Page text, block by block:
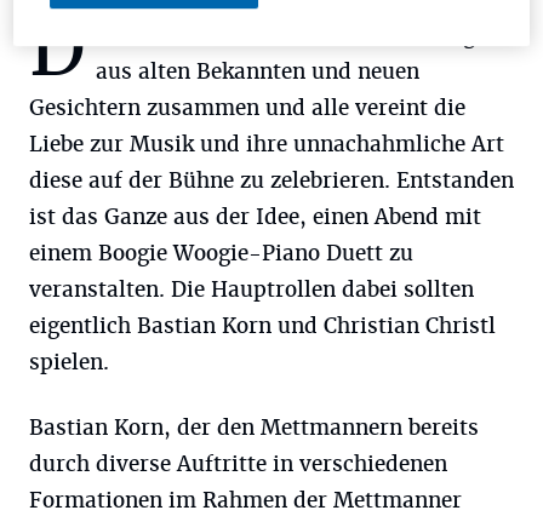
D aus alten Bekannten und neuen
Gesichtern zusammen und alle vereint die
Liebe zur Musik und ihre unnachahmliche Art
diese auf der Bühne zu zelebrieren. Entstanden
ist das Ganze aus der Idee, einen Abend mit
einem Boogie Woogie-Piano Duett zu
veranstalten. Die Hauptrollen dabei sollten
eigentlich Bastian Korn und Christian Christl
spielen.
Bastian Korn, der den Mettmannern bereits
durch diverse Auftritte in verschiedenen
Formationen im Rahmen der Mettmanner